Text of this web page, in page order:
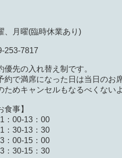
、月曜(臨時休業あり)
253-7817
優先の入れ替え制です。
約で満席になった日は当日のお
ためキャンセルもなるべくない
食事】
：00-13：00
：30-13：30
：00-15：00
：30-15：30